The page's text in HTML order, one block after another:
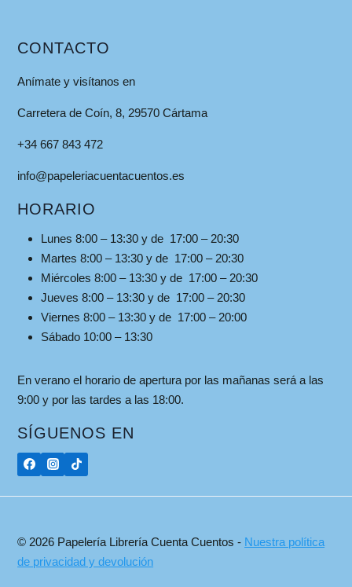
CONTACTO
Anímate y visítanos en
Carretera de Coín, 8, 29570 Cártama
+34 667 843 472
info@papeleriacuentacuentos.es
HORARIO
Lunes 8:00 – 13:30 y de 17:00 – 20:30
Martes 8:00 – 13:30 y de 17:00 – 20:30
Miércoles 8:00 – 13:30 y de 17:00 – 20:30
Jueves 8:00 – 13:30 y de 17:00 – 20:30
Viernes 8:00 – 13:30 y de 17:00 – 20:00
Sábado 10:00 – 13:30
En verano el horario de apertura por las mañanas será a las
9:00 y por las tardes a las 18:00.
SÍGUENOS EN
© 2026 Papelería Librería Cuenta Cuentos - Nuestra política
de privacidad y devolución